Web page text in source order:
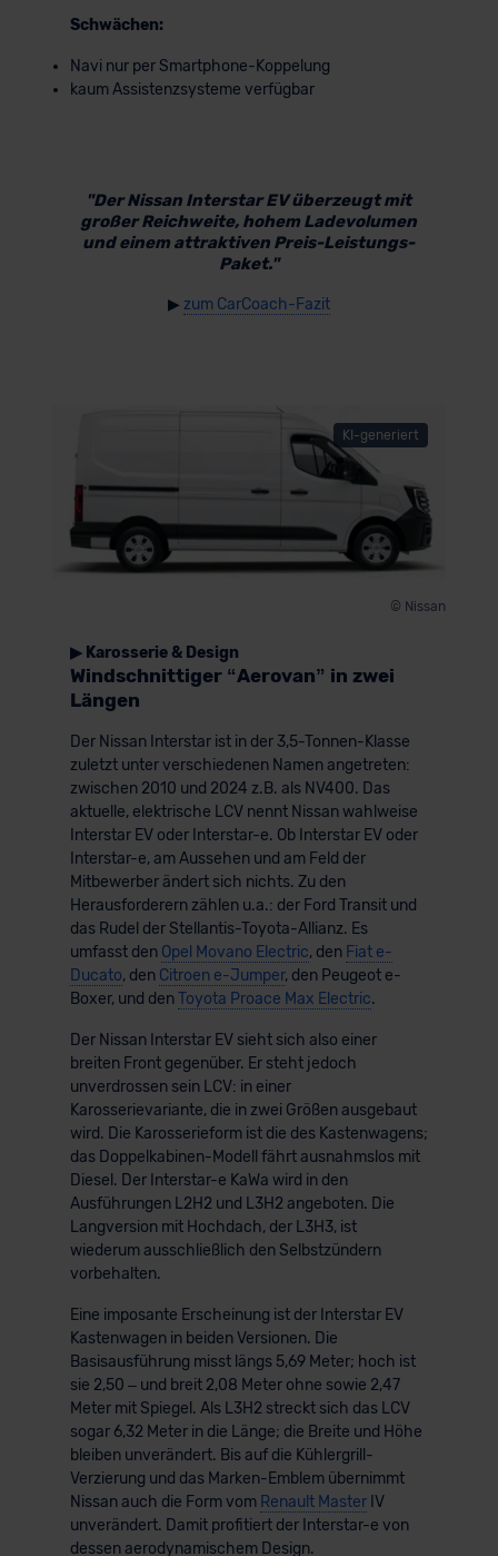
Schwächen:
Navi nur per Smartphone-Koppelung
kaum Assistenzsysteme verfügbar
"Der Nissan Interstar EV überzeugt mit
großer Reichweite, hohem Ladevolumen
und einem attraktiven Preis-Leistungs-
Paket."
▶ zum CarCoach-Fazit
KI-generiert
© Nissan
▶ Karosserie & Design
Windschnittiger “Aerovan” in zwei
Längen
Der Nissan Interstar ist in der 3,5-Tonnen-Klasse
zuletzt unter verschiedenen Namen angetreten:
zwischen 2010 und 2024 z.B. als NV400. Das
aktuelle, elektrische LCV nennt Nissan wahlweise
Interstar EV oder Interstar-e. Ob Interstar EV oder
Interstar-e, am Aussehen und am Feld der
Mitbewerber ändert sich nichts. Zu den
Herausforderern zählen u.a.: der Ford Transit und
das Rudel der Stellantis-Toyota-Allianz. Es
umfasst den Opel Movano Electric, den Fiat e-
Ducato, den Citroen e-Jumper, den Peugeot e-
Boxer, und denToyota Proace Max Electric.
Der Nissan Interstar EV sieht sich also einer
breiten Front gegenüber. Er steht jedoch
unverdrossen sein LCV: in einer
Karosserievariante, die in zwei Größen ausgebaut
wird. Die Karosserieform ist die des Kastenwagens;
das Doppelkabinen-Modell fährt ausnahmslos mit
Diesel. Der Interstar-e KaWa wird in den
Ausführungen L2H2 und L3H2 angeboten. Die
Langversion mit Hochdach, der L3H3, ist
wiederum ausschließlich den Selbstzündern
vorbehalten.
Eine imposante Erscheinung ist der Interstar EV
Kastenwagen in beiden Versionen. Die
Basisausführung misst längs 5,69 Meter; hoch ist
sie 2,50 – und breit 2,08 Meter ohne sowie 2,47
Meter mit Spiegel. Als L3H2 streckt sich das LCV
sogar 6,32 Meter in die Länge; die Breite und Höhe
bleiben unverändert. Bis auf die Kühlergrill-
Verzierung und das Marken-Emblem übernimmt
Nissan auch die Form vom Renault MasterIV
unverändert. Damit profitiert der Interstar-e von
dessen aerodynamischem Design.